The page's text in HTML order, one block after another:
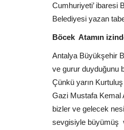
Cumhuriyeti’ ibaresi
Belediyesi yazan
Böcek Atamın
Antalya Büyükşehir
ve gurur duyduğunu
Çünkü yarın
Gazi Mustafa Kemal
bizler ve gelecek
sevgisiyle büyümüş